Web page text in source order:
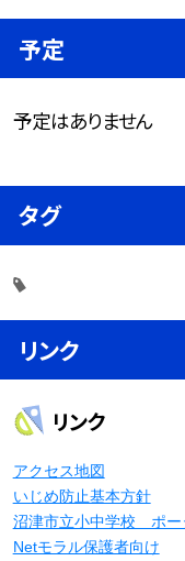
予定
予定はありません
タグ
リンク
リンク
アクセス地図
いじめ防止基本方針
沼津市立小中学校 ポー
Netモラル保護者向け